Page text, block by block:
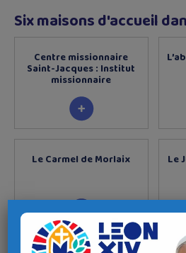
Six maisons d'accueil
Centre missionnaire
Saint-Jacques : Institut
missionnaire
Le Carmel de Morlaix Le